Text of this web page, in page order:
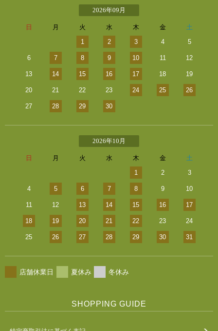
2026年09月
日 月 火 水 木 金
土
1
2 3 4 5
6 7 8 9 10 11 12
13 14 15 16 17 18 19
20 21 22 23 24 25 26
27 28 29 30
2026年10月
日 月 火 水 木 金
土
1
2 3
4 5 6 7 8 9 10
11 12 13 14 15 16 17
18 19 20 21 22 23 24
25 26 27 28 29 30 31
店舗休業日 夏休み 冬休み
SHOPPING GUIDE